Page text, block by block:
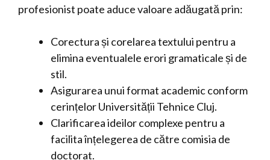
profesionist poate aduce valoare adăugată prin:
Corectura și corelarea textului pentru a
elimina eventualele erori gramaticale și de
stil.
Asigurarea unui format academic conform
cerințelor Universității Tehnice Cluj.
Clarificarea ideilor complexe pentru a
facilita înțelegerea de către comisia de
doctorat.